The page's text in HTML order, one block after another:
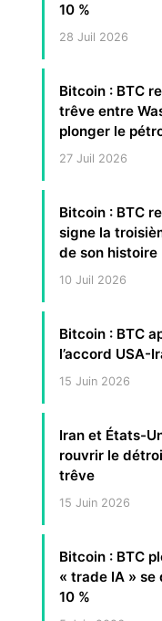
10 %
28 Juil 2026
Bitcoin : BTC
trêve entre
plonger le
27 Juil 2026
Bitcoin : BTC
signe la
de son histoire
10 Juil 2026
Bitcoin : BTC
l’accord USA-
15 Juin 2026
Iran et États-
rouvrir le
trêve
15 Juin 2026
Bitcoin : BTC
« trade IA » se
10 %